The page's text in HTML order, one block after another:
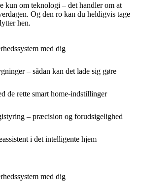
kun om teknologi – det handler om at
Og den ro kan du heldigvis tage
hen.
med dig
– sådan kan det lade sig gøre
de rette smart home‑indstillinger
– præcision og forudsigelighed
i det intelligente hjem
med dig